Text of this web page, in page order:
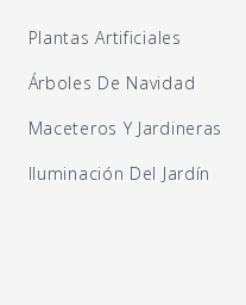
Plantas Artificiales
Árboles De Navidad
Maceteros Y Jardineras
Iluminación Del Jardín